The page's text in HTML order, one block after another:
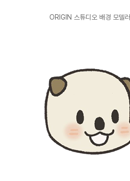
ORIGIN 스튜디오 배경 모델러